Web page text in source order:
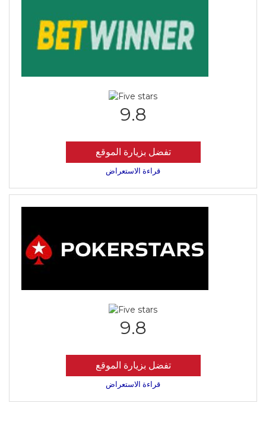
9.8
تفضل بزيارة الموقع
قراءة الاستعراض
9.8
تفضل بزيارة الموقع
قراءة الاستعراض